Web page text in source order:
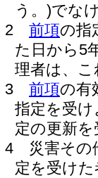
う。)でな
2
前項の指
た日から5
理者は、
3
前項の有
指定を受
定の更新
4
災害その
定を受け